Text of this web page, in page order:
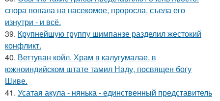
спора попала на насекомое, проросла, съела его
изнутри - и всё.
39. Крупнейшую группу шимпанзе разделил жестокий
конфликт.
40. Веттуван койл. Храм в калугумалае, в
южноиндийском штате тамил Наду, посвящен богу
Шиве.
41. Усатая акула - нянька - единственный представитель